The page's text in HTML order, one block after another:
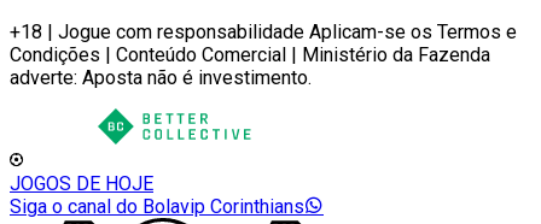
+18 | Jogue com responsabilidade Aplicam-se os Termos e
Condições | Conteúdo Comercial | Ministério da Fazenda
adverte: Aposta não é investimento.
JOGOS DE HOJE
Siga o canal do Bolavip Corinthians